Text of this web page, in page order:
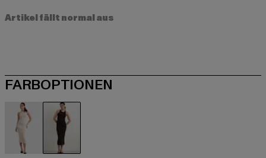
Artikel fällt normal aus
FARBOPTIONEN